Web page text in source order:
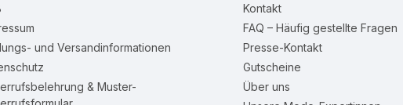
und Versandinformationen
& Muster-
Kontakt
FAQ – Häufig gestellte Fragen
Presse-Kontakt
Gutscheine
Über uns